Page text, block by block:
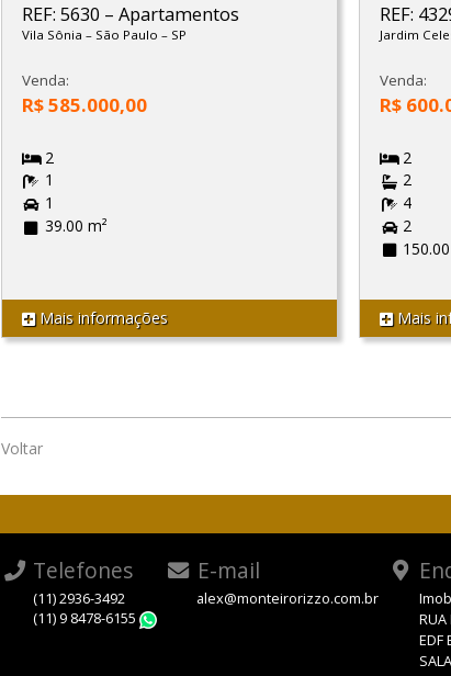
REF: 5630 – Apartamentos
Vila Sônia – São Paulo – SP
Venda:
R$ 585.000,00
2
1
1
39.00 m²
Mais informações
REF:
Jardim
Venda:
R$
2
2
4
2
Mais
Voltar
Telefones
(11) 2936-3492
(11) 9 8478-6155
E-mail
alex@monteirorizzo.com.br
RUA
EDF